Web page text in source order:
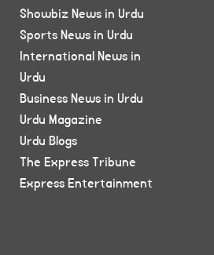
Showbiz News in Urdu
Sports News in Urdu
International News in
Urdu
Business News in Urdu
Urdu Magazine
Urdu Blogs
The Express Tribune
Express Entertainment